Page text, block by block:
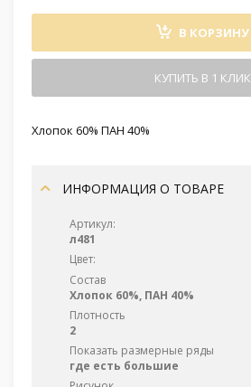
В КОРЗИНУ
КУПИТЬ В 1 КЛИК
Хлопок 60% ПАН 40%
ИНФОРМАЦИЯ О ТОВАРЕ
Артикул:
л481
Цвет:
Состав
Хлопок 60%, ПАН 40%
Плотность
2
Показать размерные ряды
где есть большие